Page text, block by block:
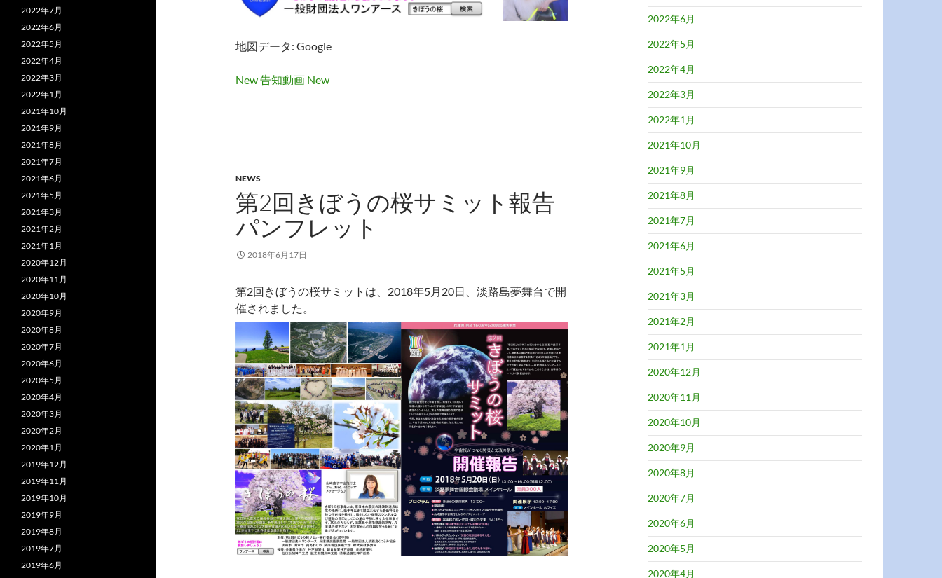
地図データ: Google
New 告知動画 New
NEWS
第2回きぼうの桜サミット報告
パンフレット
2018年6月17日
第2回きぼうの桜サミットは、2018年5月20日、淡路島夢舞台で開
催されました。
2022年6月
2022年5月
2022年4月
2022年3月
2022年1月
2021年10月
2021年9月
2021年8月
2021年7月
2021年6月
2021年5月
2021年3月
2021年2月
2021年1月
2020年12月
2020年11月
2020年10月
2020年9月
2020年8月
2020年7月
2020年6月
2020年5月
2020年4月
2022年7月
2022年6月
2022年5月
2022年4月
2022年3月
2022年1月
2021年10月
2021年9月
2021年8月
2021年7月
2021年6月
2021年5月
2021年3月
2021年2月
2021年1月
2020年12月
2020年11月
2020年10月
2020年9月
2020年8月
2020年7月
2020年6月
2020年5月
2020年4月
2020年3月
2020年2月
2020年1月
2019年12月
2019年11月
2019年10月
2019年9月
2019年8月
2019年7月
2019年6月